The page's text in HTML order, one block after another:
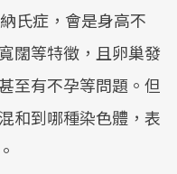
氏症，會是身高不
闊等特徵，且卵巢發
至有不孕等問題。但
和到哪種染色體，表